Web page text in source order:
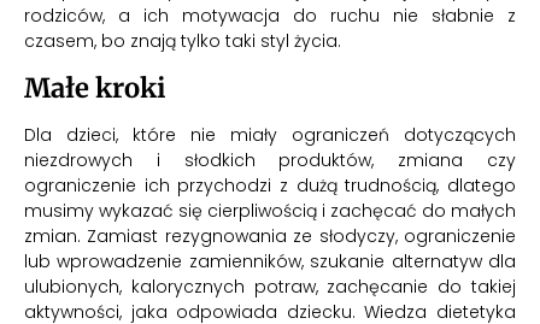
rodziców, a ich motywacja do ruchu nie słabnie z
czasem, bo znają tylko taki styl życia.
Małe kroki
Dla dzieci, które nie miały ograniczeń dotyczących
niezdrowych i słodkich produktów, zmiana czy
ograniczenie ich przychodzi z dużą trudnością, dlatego
musimy wykazać się cierpliwością i zachęcać do małych
zmian. Zamiast rezygnowania ze słodyczy, ograniczenie
lub wprowadzenie zamienników, szukanie alternatyw dla
ulubionych, kalorycznych potraw, zachęcanie do takiej
aktywności, jaka odpowiada dziecku. Wiedza dietetyka